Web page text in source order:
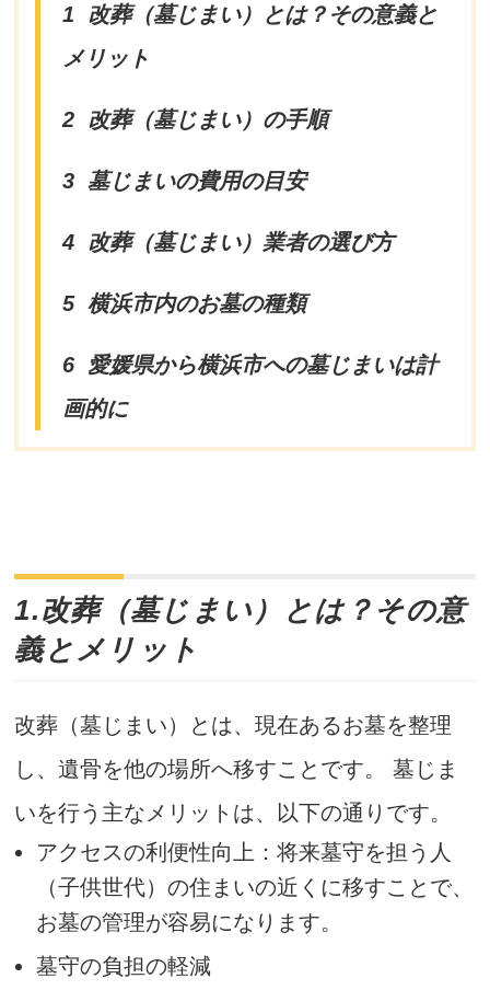
1
改葬（墓じまい）とは？その意義と
メリット
2 改葬（墓じまい）の手順
3 墓じまいの費用の目安
4 改葬（墓じまい）業者の選び方
5 横浜市内のお墓の種類
6 愛媛県から横浜市への墓じまいは計
画的に
1.改葬（墓じまい）とは？その意
義とメリット
改葬（墓じまい）とは、現在あるお墓を整理
し、遺骨を他の場所へ移すことです。 墓じま
いを行う主なメリットは、以下の通りです。
アクセスの利便性向上：将来墓守を担う人
（子供世代）の住まいの近くに移すことで、
お墓の管理が容易になります。
墓守の負担の軽減